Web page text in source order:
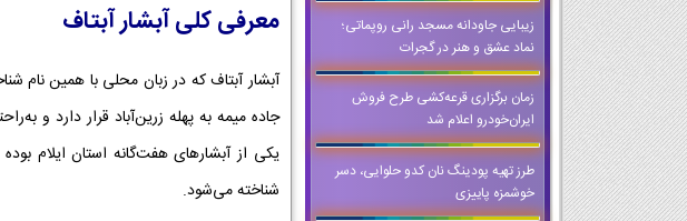
زیبایی جاودانه مسجد رانی روپماتی؛
نماد عشق و هنر در گجرات
زمان برگزاری قرعه‌کشی طرح فروش
ایران‌خودرو اعلام شد
طرز تهیه پودینگ نان کدو حلوایی، دسر
خوشمزه پاییزی
معرفی کلی آبشار آبتاف
آبشار آبتاف که در زبان محلی با همین نام
یکی از آبشارهای هفت‌گانه استان ایلام
شناخته می‌شود.